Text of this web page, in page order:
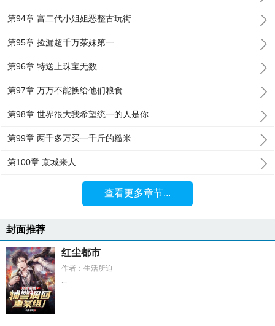
第94章 富二代小姐姐恶整古玩街
第95章 捡漏超千万茶妹第一
第96章 特送上珠宝无数
第97章 万万不能换给他们粮食
第98章 世界很大我希望统一的人是你
第99章 两千多万买一千斤的糙米
第100章 京城来人
查看更多章节...
封面推荐
红尘都市
作者：生活所迫
...